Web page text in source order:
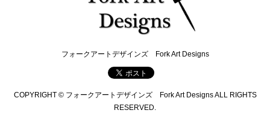
フォークアートデザインズ Fork Art Designs
COPYRIGHT © フォークアートデザインズ Fork Art Designs ALL RIGHTS
RESERVED.